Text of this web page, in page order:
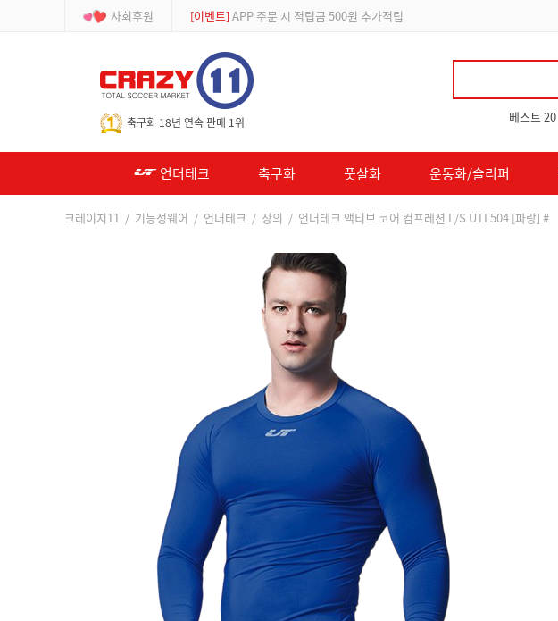
사회후원 [등급제] 회원가입 시 최대 2% 적립 및 할인 쿠폰 지급
축구화 18년 연속 판매 1위 베스트 20
언더테크 축구화 풋살화 운동화/슬리퍼
크레이지11 / 기능성웨어 / 언더테크 / 상의 / 언더테크 액티브 코어 컴프레션 L/S UTL504 [파랑] #